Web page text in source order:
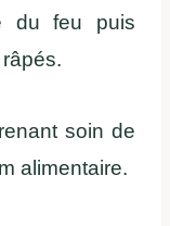
du feu puis
soin de
alimentaire.